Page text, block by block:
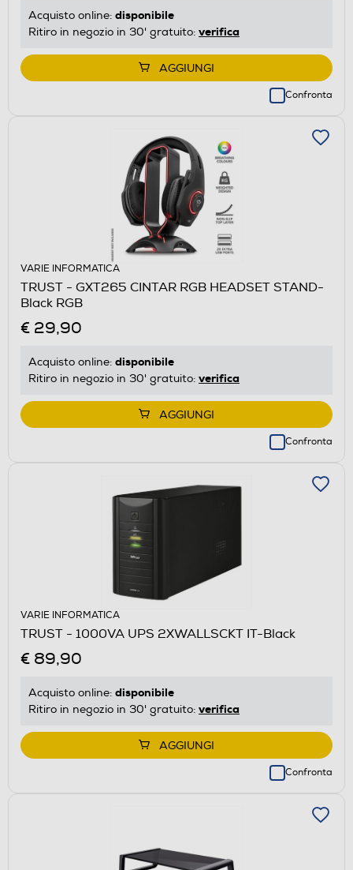
Acquisto online: disponibile
Ritiro in negozio in 30' gratuito: verifica
AGGIUNGI
Confronta
VARIE INFORMATICA
TRUST - GXT265 CINTAR RGB HEADSET STAND-
Black RGB
€ 29,90
Acquisto online: disponibile
Ritiro in negozio in 30' gratuito: verifica
AGGIUNGI
Confronta
VARIE INFORMATICA
TRUST - 1000VA UPS 2XWALLSCKT IT-Black
€ 89,90
Acquisto online: disponibile
Ritiro in negozio in 30' gratuito: verifica
AGGIUNGI
Confronta